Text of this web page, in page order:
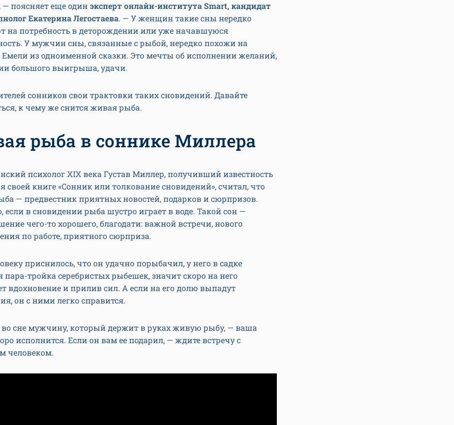
поясняет еще один эксперт онлайн-институтаSmart, кандидат
Екатерина Легостаева. — У женщин такие сны нередко
на потребность в деторождении или уже начавшуюся
У мужчин сны, связанные с рыбой, нередко похожи на
из одноименной сказки. Это мечты об исполнении желаний,
большого выигрыша, удачи.
сонников свои трактовки таких сновидений. Давайте
к чему же снится живая рыба.
рыба в соннике Миллера
психолог XIX века Густав Миллер, получивший известность
своей книге «Сонник или толкование сновидений», считал, что
— предвестник приятных новостей, подарков и сюрпризов.
если в сновидении рыба шустро играет в воде. Такой сон —
чего-то хорошего, благодати: важной встречи, нового
по работе, приятного сюрприза.
приснилось, что он удачно порыбачил, у него в садке
пара-тройка серебристых рыбешек, значит скоро на него
вдохновение и прилив сил. А если на его долю выпадут
он с ними легко справится.
сне мужчину, который держит в руках живую рыбу, — ваша
исполнится. Если он вам ее подарил, — ждите встречу с
человеком.